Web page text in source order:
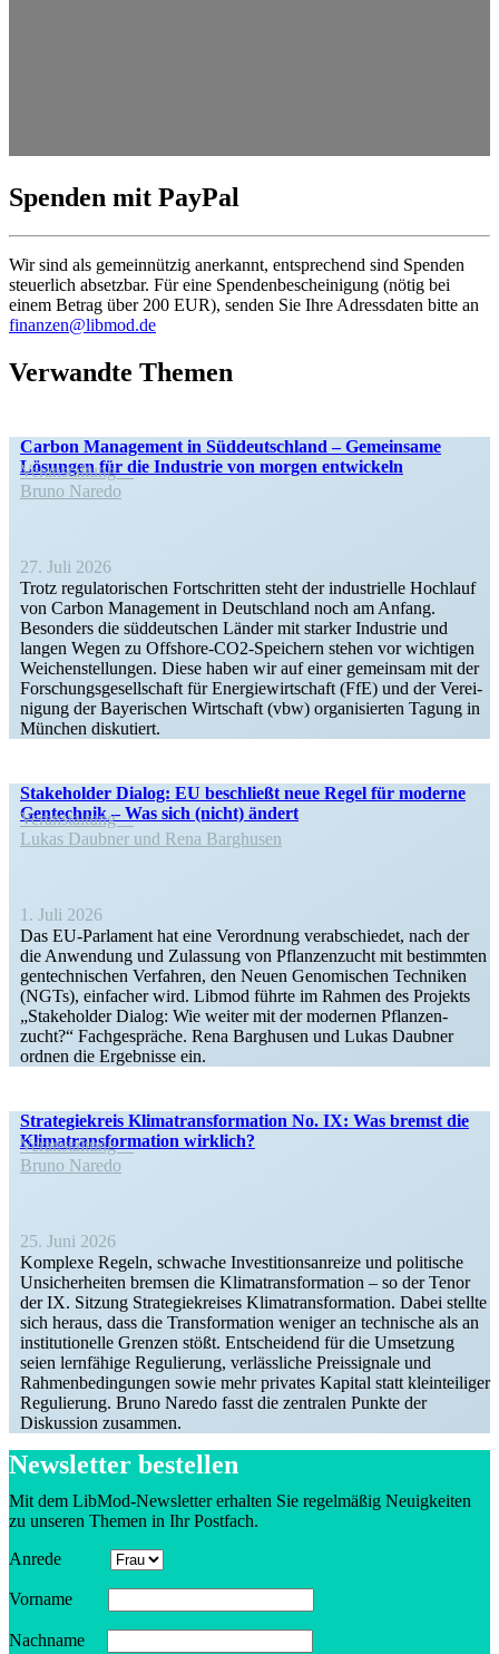
Spenden mit PayPal
Wir sind als gemein­nützig anerkannt, entspre­chend sind Spenden
steuerlich absetzbar. Für eine Spenden­be­schei­nigung (nötig bei
einem Betrag über 200 EUR), senden Sie Ihre Adress­daten bitte an
finanzen@libmod.de
Verwandte Themen
Carbon Management in Süddeutschland – Gemeinsame
Lösungen für die Industrie von morgen entwickeln
Veran­staltung
Bruno Naredo
27. Juli 2026
Trotz regula­to­ri­schen Fortschritten steht der indus­trielle Hochlauf
von Carbon Management in Deutschland noch am Anfang.
Besonders die süddeut­schen Länder mit starker Industrie und
langen Wegen zu Offshore-CO2-Speichern stehen vor wichtigen
Weichen­stel­lungen. Diese haben wir auf einer gemeinsam mit der
Forschungs­ge­sell­schaft für Energie­wirt­schaft (FfE) und der Verei­
nigung der Bayeri­schen Wirtschaft (vbw) organi­sierten Tagung in
München diskutiert.
Stake­holder Dialog: EU beschließt neue Regel für moderne
Gentechnik – Was sich (nicht) ändert
Veran­staltung
Lukas Daubner und Rena Barghusen
1. Juli 2026
Das EU-Parlament hat eine Verordnung verab­schiedet, nach der
die Anwendung und Zulassung von Pflan­zen­zucht mit bestimmten
gentech­ni­schen Verfahren, den Neuen Genomi­schen Techniken
(NGTs), einfacher wird. Libmod führte im Rahmen des Projekts
„Stake­holder Dialog: Wie weiter mit der modernen Pflan­zen­
zucht?“ Fachge­spräche. Rena Barghusen und Lukas Daubner
ordnen die Ergeb­nisse ein.
Strate­gie­kreis Klima­trans­for­mation No. IX: Was bremst die
Klima­trans­for­mation wirklich?
Veran­staltung
Bruno Naredo
25. Juni 2026
Komplexe Regeln, schwache Inves­ti­ti­ons­an­reize und politische
Unsicher­heiten bremsen die Klima­trans­for­mation – so der Tenor
der IX. Sitzung Strate­gie­kreises Klima­trans­for­mation. Dabei stellte
sich heraus, dass die Trans­for­mation weniger an technische als an
insti­tu­tio­nelle Grenzen stößt. Entscheidend für die Umsetzung
seien lernfähige Regulierung, verläss­liche Preis­si­gnale und
Rahmen­be­din­gungen sowie mehr privates Kapital statt klein­tei­liger
Regulierung. Bruno Naredo fasst die zentralen Punkte der
Diskussion zusammen.
Newsletter bestellen
Mit dem LibMod-Newsletter erhalten Sie regel­mäßig Neuig­keiten
zu unseren Themen in Ihr Postfach.
Anrede
Vorname
Nachname